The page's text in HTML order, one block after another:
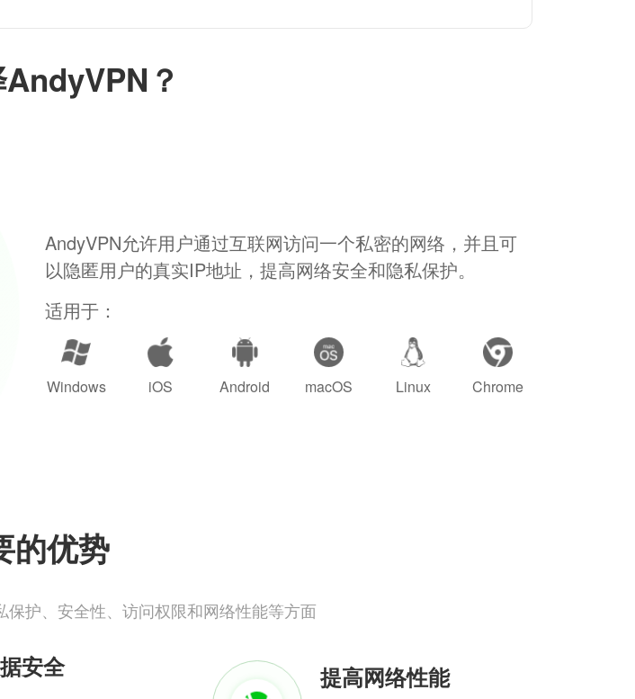
？
AndyVPN允许用户通过互联网访问一个私密的网络，并且可
以隐匿用户的真实IP地址，提高网络安全和隐私保护。
适用于：
Windows iOS Android macOS Linux Chrome
的优势
护、安全性、访问权限和网络性能等方面
安全 提高网络性能